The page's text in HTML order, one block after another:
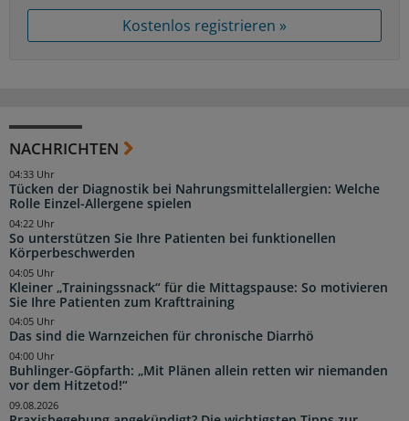
Kostenlos registrieren »
NACHRICHTEN
Tücken der Diagnostik bei Nahrungsmittelallergien: Welche
Rolle Einzel-Allergene spielen
04:33 Uhr
So unterstützen Sie Ihre Patienten bei funktionellen
Körperbeschwerden
04:22 Uhr
Kleiner „Trainingssnack“ für die Mittagspause: So motivieren
Sie Ihre Patienten zum Krafttraining
04:05 Uhr
Das sind die Warnzeichen für chronische Diarrhö
04:05 Uhr
Buhlinger-Göpfarth: „Mit Plänen allein retten wir niemanden
vor dem Hitzetod!“
04:00 Uhr
09.08.2026